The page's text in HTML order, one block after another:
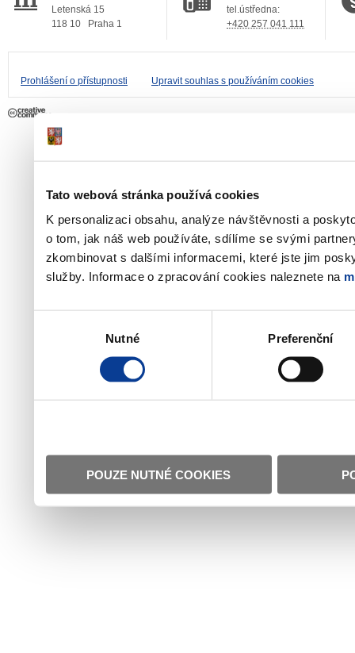
Tato webová stránka používá cookies
K personalizaci obsahu, analýze návštěvnosti a
o tom, jak náš web používáte, sdílíme se svými
zkombinovat s dalšími informacemi, které jste jim
služby. Informace o zpracování cookies naleznete na
Nutné Preferenční
POUZE NUTNÉ COOKIES
Letenská 15
118 10
Praha 1
tel.ústředna:
+420 257 041 111
Prohlášení o přístupnosti Upravit souhlas s používáním cookies